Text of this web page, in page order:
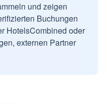
und zeigen
Buchungen
HotelsCombined oder
externen Partner